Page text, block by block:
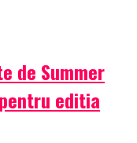
de Summer
editia